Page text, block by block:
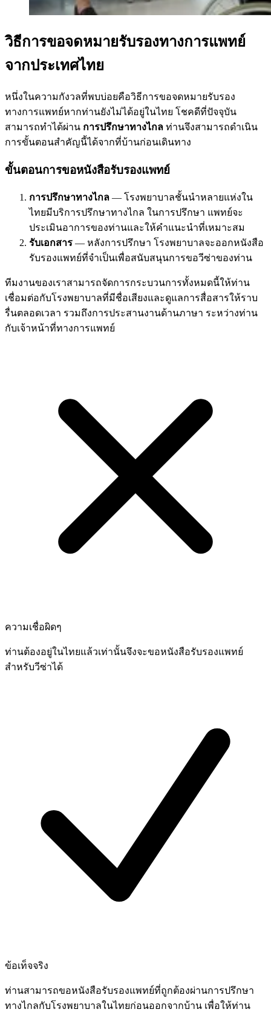
วิธีการขอจดหมายรับรองทางการแพทย์
จากประเทศไทย
หนึ่งในความกังวลที่พบบ่อยคือวิธีการขอจดหมายรับรอง
ทางการแพทย์หากท่านยังไม่ได้อยู่ในไทย โชคดีที่ปัจจุบัน
สามารถทำได้ผ่าน การปรึกษาทางไกล ท่านจึงสามารถดำเนิน
การขั้นตอนสำคัญนี้ได้จากที่บ้านก่อนเดินทาง
ขั้นตอนการขอหนังสือรับรองแพทย์
การปรึกษาทางไกล — โรงพยาบาลชั้นนำหลายแห่งใน
ไทยมีบริการปรึกษาทางไกล ในการปรึกษา แพทย์จะ
ประเมินอาการของท่านและให้คำแนะนำที่เหมาะสม
รับเอกสาร — หลังการปรึกษา โรงพยาบาลจะออกหนังสือ
รับรองแพทย์ที่จำเป็นเพื่อสนับสนุนการขอวีซ่าของท่าน
ทีมงานของเราสามารถจัดการกระบวนการทั้งหมดนี้ให้ท่าน
เชื่อมต่อกับโรงพยาบาลที่มีชื่อเสียงและดูแลการสื่อสารให้ราบ
รื่นตลอดเวลา รวมถึงการประสานงานด้านภาษา ระหว่างท่าน
กับเจ้าหน้าที่ทางการแพทย์
ความเชื่อผิดๆ
ท่านต้องอยู่ในไทยแล้วเท่านั้นจึงจะขอหนังสือรับรองแพทย์
สำหรับวีซ่าได้
ข้อเท็จจริง
ท่านสามารถขอหนังสือรับรองแพทย์ที่ถูกต้องผ่านการปรึกษา
ทางไกลกับโรงพยาบาลในไทยก่อนออกจากบ้าน เพื่อให้ท่าน